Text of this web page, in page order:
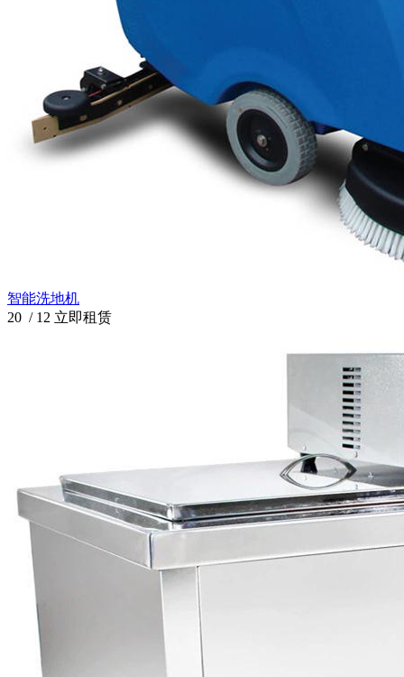
智能洗地机
20 / 12 立即租赁